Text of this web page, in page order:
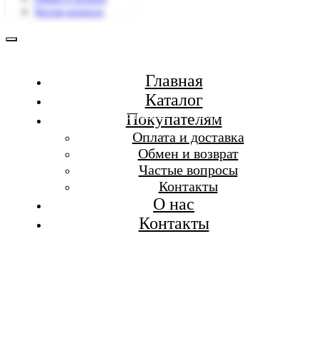
Бесплатная доставка при заказе от 7 000 р.
Частые вопросы
Главная
Каталог
Покупателям
Оплата и доставка
Обмен и возврат
Частые вопросы
Контакты
О нас
Контакты